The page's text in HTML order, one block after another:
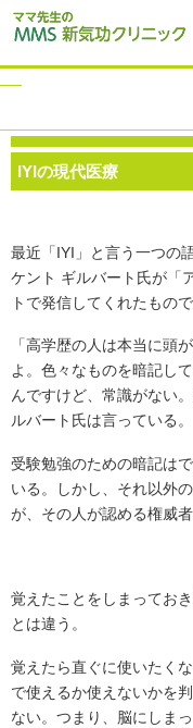
IYIの現代医療
最近「IYI」と言う一つの
ケント ギルバート氏が「
トで発信してくれたもので
「高学歴の人は本当に頭
よ。色々なものを暗記し
んですけど、常識がない
ルバート氏は言っている。
受験勉強のための暗記は
いる。しかし、それ以外
が、その人が認める権威
覚えたことをしまってお
とは違う。
覚えたら直ぐに使いたく
で使えるか使えないかを
ない。つまり、脳にしま